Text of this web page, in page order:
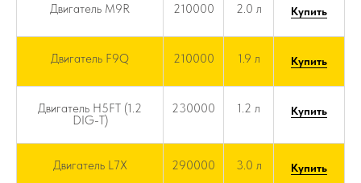
Двигатель M9R 210000 2.0 л Купить
Двигатель F9Q 210000 1.9 л Купить
Двигатель H5FT (1.2
DIG-T)
230000 1.2 л Купить
Двигатель L7X 290000 3.0 л Купить